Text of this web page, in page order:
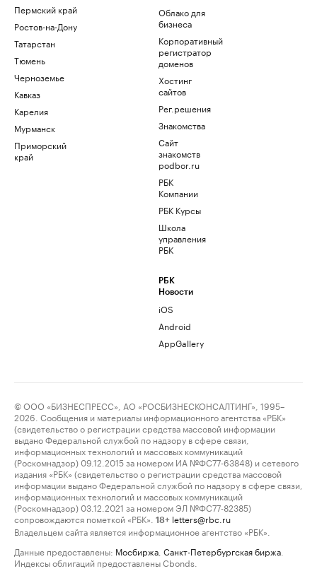
Пермский край
Ростов-на-Дону
Татарстан
Тюмень
Черноземье
Кавказ
Карелия
Мурманск
Приморский
край
Облако для
бизнеса
Корпоративный
регистратор
доменов
Хостинг
сайтов
Рег.решения
Знакомства
Сайт
знакомств
podbor.ru
РБК
Компании
РБК Курсы
Школа
управления
РБК
РБК
Новости
iOS
Android
AppGallery
© ООО «БИЗНЕСПРЕСС», АО «РОСБИЗНЕСКОНСАЛТИНГ», 1995–
2026. Сообщения и материалы информационного агентства «РБК»
(свидетельство о регистрации средства массовой информации
выдано Федеральной службой по надзору в сфере связи,
информационных технологий и массовых коммуникаций
(Роскомнадзор) 09.12.2015 за номером ИА №ФС77-63848) и сетевого
издания «РБК» (свидетельство о регистрации средства массовой
информации выдано Федеральной службой по надзору в сфере связи,
информационных технологий и массовых коммуникаций
(Роскомнадзор) 03.12.2021 за номером ЭЛ №ФС77-82385)
сопровождаются пометкой «РБК».
18+ letters@rbc.ru
Владельцем сайта является информационное агентство «РБК».
Данные предоставлены: Мосбиржа Санкт-Петербургская биржа
Индексы облигаций предоставлены Cbonds.